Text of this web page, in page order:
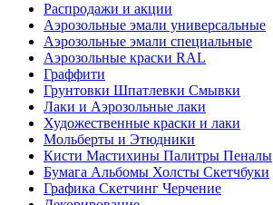
Распродажи и акции
Аэрозольные эмали универсальные
Аэрозольные эмали специальные
Аэрозольные краски RAL
Граффити
Грунтовки Шпатлевки Смывки
Лаки и Аэрозольные лаки
Художественные краски и лаки
Мольберты и Этюдники
Кисти Мастихины Палитры Пеналы
Бумага Альбомы Холсты Скетчбуки
Графика Скетчинг Черчение